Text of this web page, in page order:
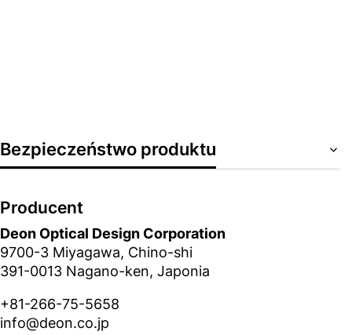
Bezpieczeństwo produktu
Producent
Deon Optical Design Corporation
9700-3 Miyagawa, Chino-shi
391-0013 Nagano-ken, Japonia
+81-266-75-5658
info@deon.co.jp